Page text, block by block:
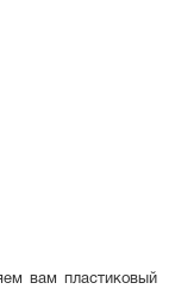
вам пластиковый